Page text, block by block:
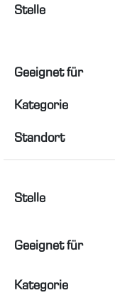
Stelle
Geeignet für
Kategorie
Standort
Stelle
Geeignet für
Kategorie